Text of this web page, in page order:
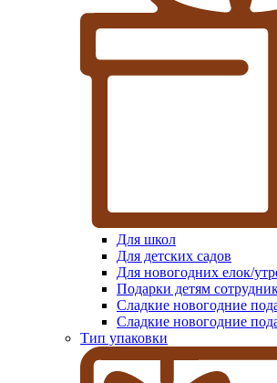
Для школ
Для детских садов
Для новогодних елок/
Подарки детям
Сладкие новогодние
Сладкие новогодние
Тип упаковки